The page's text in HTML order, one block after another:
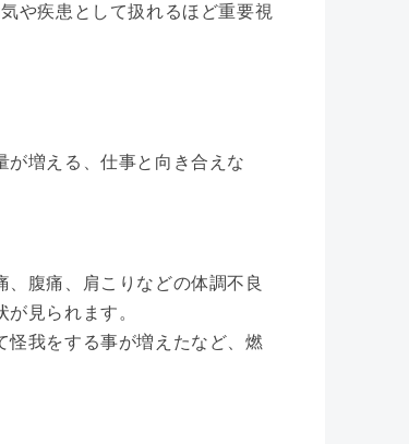
や疾患として扱れるほど重要視
増える、仕事と向き合えな
腹痛、肩こりなどの体調不良
見られます。
怪我をする事が増えたなど、燃